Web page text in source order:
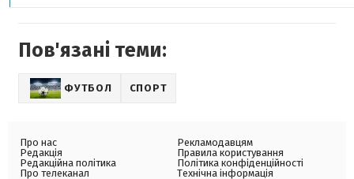
Пов'язані теми:
ФУТБОЛ СПОРТ
Про нас
Редакція
Редакційна політика
Про телеканал
Рекламодавцям
Правила користування
Політика конфіденційності
Технічна інформація